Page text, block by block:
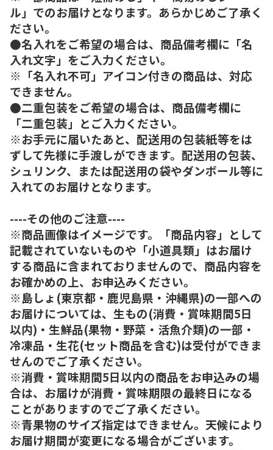
ル」でのお届けとなります。あらかじめご了承く
ださい。
●名入れをご希望の場合は、商品備考欄に「名
入れ文字」をご入力ください。
※「名入れ不可」アイコン付きの商品は、対応
できません。
●二重包装をご希望の場合は、商品備考欄に
「二重包装」とご入力ください。
※お手元に届いたあと、配送用の包装紙等をは
ずして先様に手渡しができます。配送用の包装、
シュリンク、または配送用の袋やダンボール等に
入れてのお届けとなります。
----その他のご注意----
※商品画像はイメージです。「商品内容」として
記載されていないものや「小道具類」はお届け
する商品に含まれておりませんので、商品内容を
お確かめの上、お申込みください。
※島しょ(東京都・鹿児島県・沖縄県)の一部への
お届けについては、生もの(消費・賞味期間5日
以内)・生鮮品(果物・野菜・活魚介類)の一部・
冷凍品・生花(セット商品を含む)は受付ができま
せんのでご了承ください。
※消費・賞味期間5日以内の商品をお申込みの場
合は、お届けが消費・賞味期限の最終日になる
ことがありますのでご了承ください。
※青果物のサイズ指定はできません。天候により
お届け期間が変更になる場合がございます。